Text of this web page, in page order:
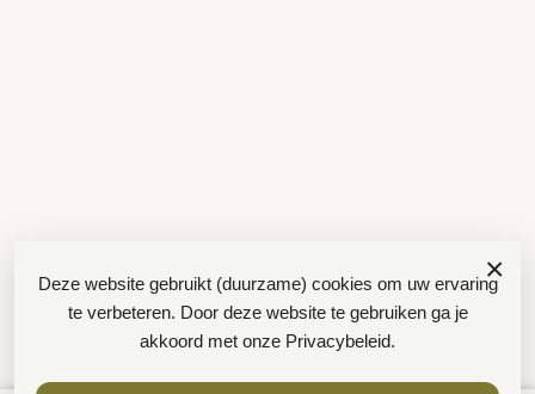
×
Deze website gebruikt (duurzame) cookies om uw ervaring
te verbeteren. Door deze website te gebruiken ga je
akkoord met onze Privacybeleid.